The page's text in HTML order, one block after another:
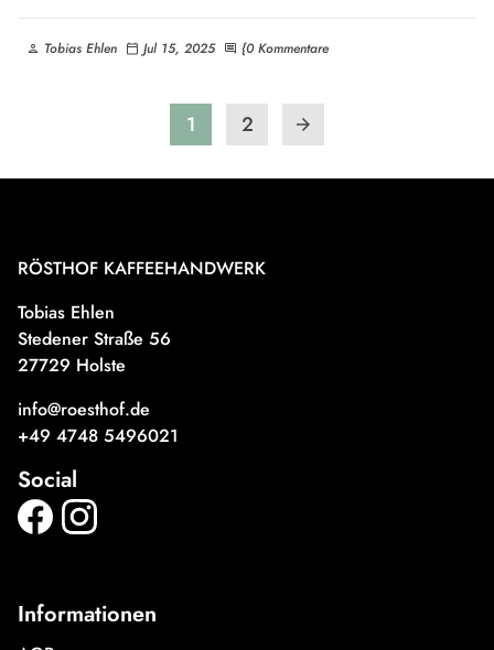
person Tobias Ehlen calendar_today Jul 15, 2025 comment {0 Kommentare
1 2 arrow_forward
RÖSTHOF KAFFEEHANDWERK
Tobias Ehlen
Stedener Straße 56
27729 Holste
info@roesthof.de
+49 4748 5496021
Social
Informationen